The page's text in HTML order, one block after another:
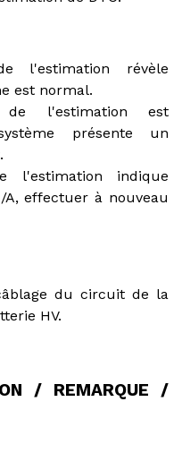
l'estimation révèle
est normal.
l'estimation est
présente un
indique
A, effectuer à nouveau
du circuit de la
HV.
/ REMARQUE /